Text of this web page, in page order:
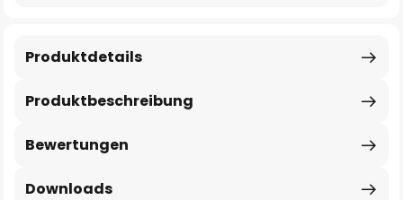
Produktbeschreibung
Produktdetails
Bewertungen
Downloads